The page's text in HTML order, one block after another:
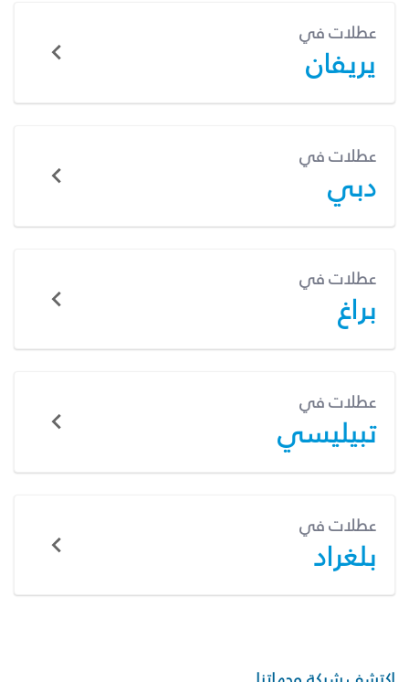
عطلات في
يريفان
عطلات في
دبي
عطلات في
براغ
عطلات في
تبيليسي
عطلات في
بلغراد